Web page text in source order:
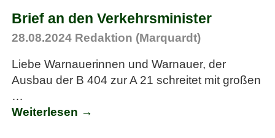
Brief an den Verkehrsminister
28.08.2024 Redaktion (Marquardt)
Liebe Warnauerinnen und Warnauer, der
Ausbau der B 404 zur A 21 schreitet mit großen
…
Weiterlesen →